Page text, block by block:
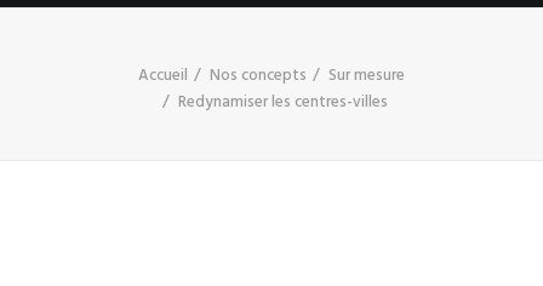
Accueil Nos concepts
Sur mesure
Redynamiser les centres-villes